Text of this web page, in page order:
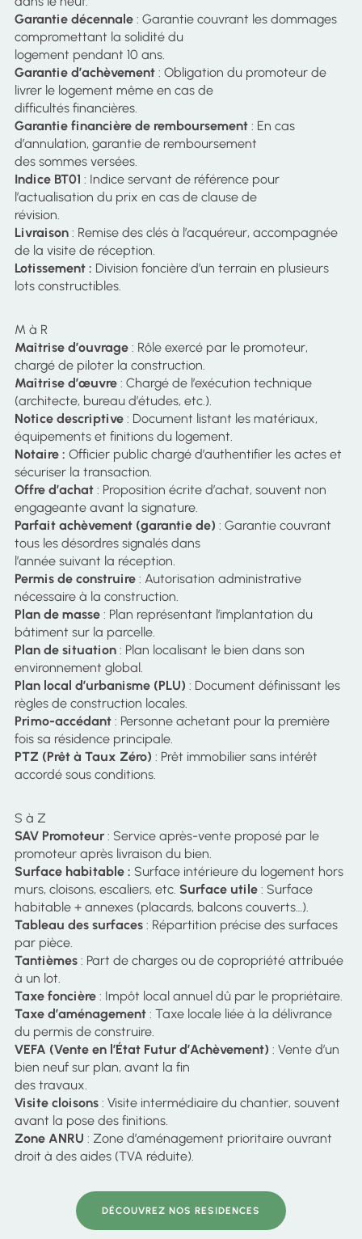
Garantie décennale : Garantie couvrant les dommages
compromettant la solidité du
logement pendant 10 ans.
Garantie d’achèvement : Obligation du promoteur de
livrer le logement même en cas de
difficultés financières.
Garantie financière de remboursement : En cas
d’annulation, garantie de remboursement
des sommes versées.
Indice BT01 : Indice servant de référence pour
l’actualisation du prix en cas de clause de
révision.
Livraison : Remise des clés à l’acquéreur, accompagnée
de la visite de réception.
Lotissement : Division foncière d’un terrain en plusieurs
lots constructibles.
M à R
Maîtrise d’ouvrage : Rôle exercé par le promoteur,
chargé de piloter la construction.
Maîtrise d’œuvre : Chargé de l’exécution technique
(architecte, bureau d’études, etc.).
Notice descriptive : Document listant les matériaux,
équipements et finitions du logement.
Notaire : Officier public chargé d’authentifier les actes et
sécuriser la transaction.
Offre d’achat: Proposition écrite d’achat, souvent non
engageante avant la signature.
Parfait achèvement (garantie de) : Garantie couvrant
tous les désordres signalés dans
l’année suivant la réception.
Permis de construire : Autorisation administrative
nécessaire à la construction.
Plan de masse : Plan représentant l’implantation du
bâtiment sur la parcelle.
Plan de situation: Plan localisant le bien dans son
environnement global.
Plan local d’urbanisme (PLU) : Document définissant les
règles de construction locales.
Primo-accédant : Personne achetant pour la première
fois sa résidence principale.
PTZ (Prêt à Taux Zéro) : Prêt immobilier sans intérêt
accordé sous conditions.
S à Z
SAV Promoteur: Service après-vente proposé par le
promoteur après livraison du bien.
Surface habitable : Surface intérieure du logement hors
murs, cloisons, escaliers, etc. Surface utile : Surface
habitable + annexes (placards, balcons couverts…).
Tableau des surfaces: Répartition précise des surfaces
par pièce.
Tantièmes : Part de charges ou de copropriété attribuée
à un lot.
Taxe foncière: Impôt local annuel dû par le propriétaire.
Taxe d’aménagement: Taxe locale liée à la délivrance
du permis de construire.
VEFA (Vente en l’État Futur d’Achèvement) : Vente d’un
bien neuf sur plan, avant la fin
des travaux.
Visite cloisons: Visite intermédiaire du chantier, souvent
avant la pose des finitions.
Zone ANRU : Zone d’aménagement prioritaire ouvrant
droit à des aides (TVA réduite).
DÉCOUVREZ NOS RESIDENCES